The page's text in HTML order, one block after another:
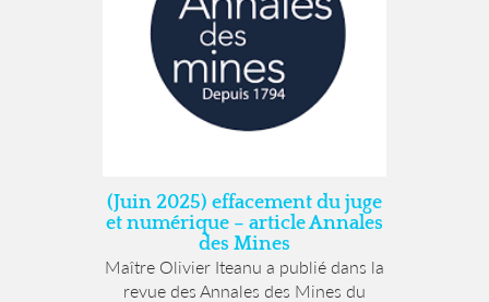
(Juin 2025) effacement du juge
et numérique – article Annales
des Mines
Maître Olivier Iteanu a publié dans la
revue des Annales des Mines du